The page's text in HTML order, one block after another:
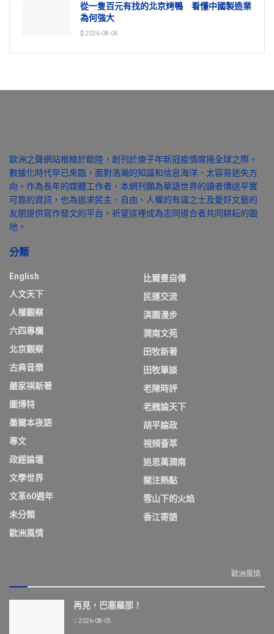
從一隻百元有找的北京烤鴨 看懂中國製造業
為何強大
2026-08-04
歐洲之聲網站根植於歐陸，創刊於庚子年新冠疫情席捲全球之際。
數據化時代早已來臨，面對浩瀚的知識和信息海洋，太容易迷失方
向。作為長年的媒體工作者，本網刊願為華語世界的讀者傳送平實
可靠的資訊，也為追求民主、自由、人權的有識之士及愛好文藝的
友朋提供寫作發文的平台。祈望這裡成為志同道合者共同耕耘的園
地。
分類
English
人文天下
人權觀察
六四專欄
北京觀察
古典音樂
嚴家祺新著
圖博特
墨爾本夜語
專文
政經論壇
文學世界
文革60週年
未分類
歐洲風情
比爾曼自傳
民運交流
淇園漫步
潤南文苑
田牧新著
田牧筆談
老陳時評
老魏論天下
胡平論政
視頻薈萃
追思萬潤南
關注熱點
雪山下的火焰
香江寄語
歐洲風情
再見，巴塞羅那！
2026-08-05